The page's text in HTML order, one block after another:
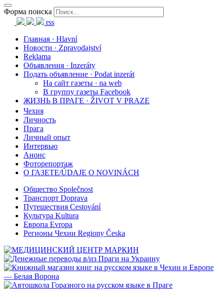
Форма поиска
rss
Главная · Hlavní
Новости · Zpravodajství
Reklama
Объявления · Inzeráty
Подать объявление · Podat inzerát
На сайт газеты · na web
В группу газеты Facebook
ЖИЗНЬ В ПРАГЕ · ŽIVOT V PRAZE
Чехия
Личность
Прага
Личный опыт
Интервью
Анонс
Фоторепортаж
О ГАЗЕТЕ/ÚDAJE O NOVINÁCH
Общество Společnost
Транспорт Doprava
Путешествия Cestování
Культура Kultura
Европа Evropa
Регионы Чехии Regiony Česka